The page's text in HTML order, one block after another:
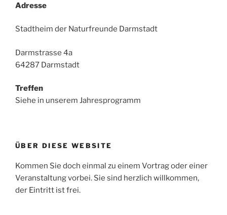
Adresse
Stadtheim der Naturfreunde Darmstadt
Darmstrasse 4a
64287 Darmstadt
Treffen
Siehe in unserem Jahresprogramm
ÜBER DIESE WEBSITE
Kommen Sie doch einmal zu einem Vortrag oder einer
Veranstaltung vorbei. Sie sind herzlich willkommen,
der Eintritt ist frei.